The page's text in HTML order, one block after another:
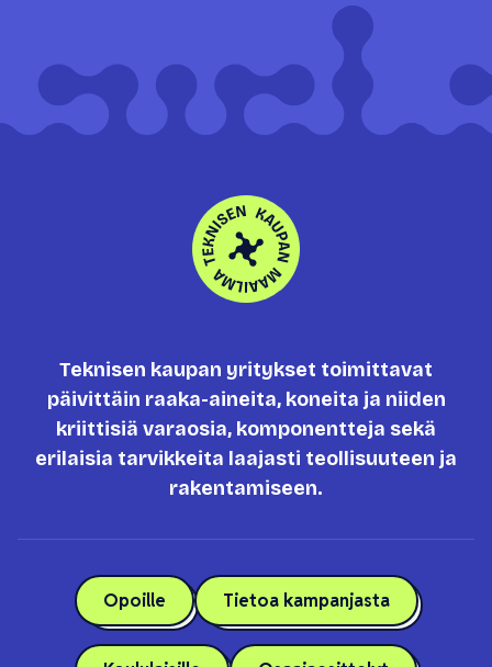
Teknisen kaupan yritykset toimittavat
päivittäin raaka-aineita, koneita ja niiden
kriittisiä varaosia, komponentteja sekä
erilaisia tarvikkeita laajasti teollisuuteen ja
rakentamiseen.
Opoille Tietoa kampanjasta